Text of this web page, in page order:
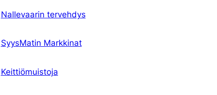
Nallevaarin tervehdys
SyysMatin Markkinat
Keittiömuistoja